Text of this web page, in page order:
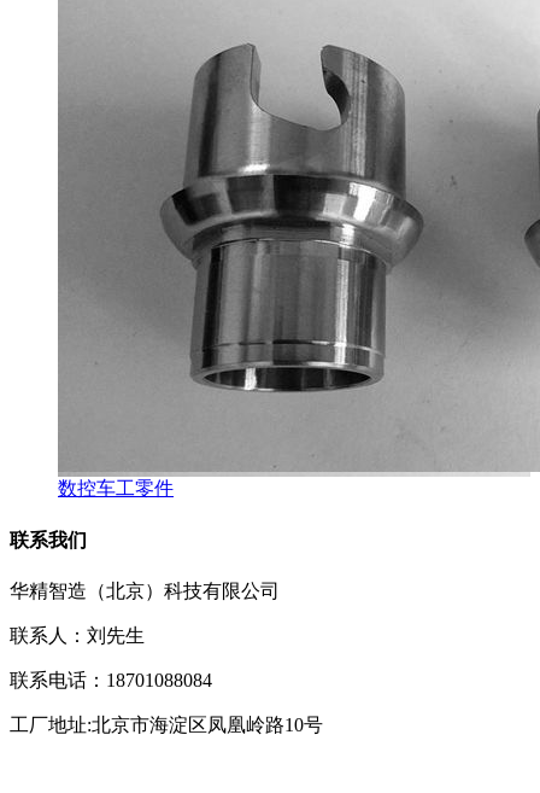
数控车工零件
联系我们
华精智造（北京）科技有限公司
联系人：刘先生
联系电话：18701088084
工厂地址:北京市海淀区凤凰岭路10号